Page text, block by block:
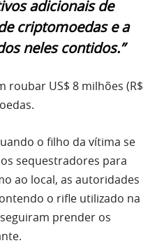
adicionais de
criptomoedas e a
neles contidos.”
roubar US$ 8 milhões (R$
o filho da vítima se
sequestradores para
ao local, as autoridades
o rifle utilizado na
prender os